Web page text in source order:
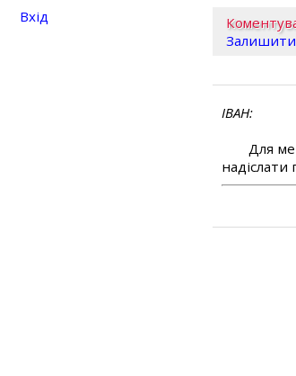
Залишити
ІВАН
Для
Вхід